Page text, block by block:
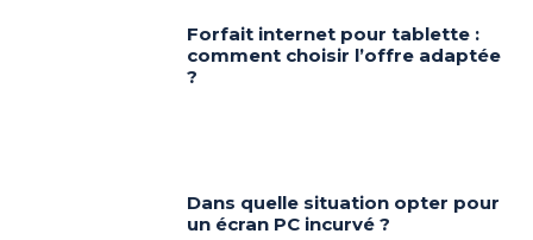
Forfait internet pour tablette :
comment choisir l’offre adaptée
?
Dans quelle situation opter pour
un écran PC incurvé ?